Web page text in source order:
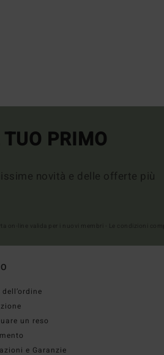
PRIMO
novità e delle offerte più
un reso
e Garanzie